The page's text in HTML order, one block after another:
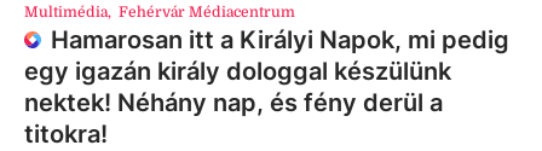
Multimédia, Fehérvár Médiacentrum
Hamarosan itt a Királyi Napok, mi pedig
egy igazán király dologgal készülünk
nektek! Néhány nap, és fény derül a
titokra!